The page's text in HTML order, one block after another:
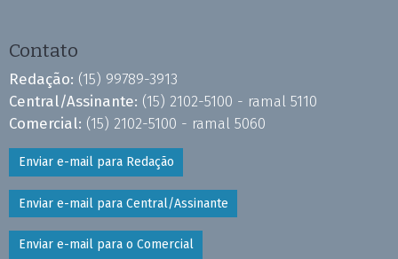
Contato
Redação: (15) 99789-3913
Central/Assinante: (15) 2102-5100 - ramal 5110
Comercial: (15) 2102-5100 - ramal 5060
Enviar e-mail para Redação
Enviar e-mail para Central/Assinante
Enviar e-mail para o Comercial